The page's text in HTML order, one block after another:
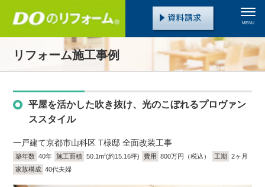
MENU
リフォーム施工事例
平屋を活かした吹き抜け、光のこぼれるプロヴァン
ススタイル
一戸建て京都市山科区 T様邸 全面改装工事
築年数 40年 施工面積 50.1m2(約15.16坪) 費用 800万円（税込） 工期
2ヶ月
家族構成 40代夫婦